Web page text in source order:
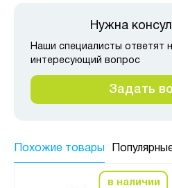
Нужна
Наши специалисты ответят
интересующий вопрос
Задать
Похожие товары
в наличии